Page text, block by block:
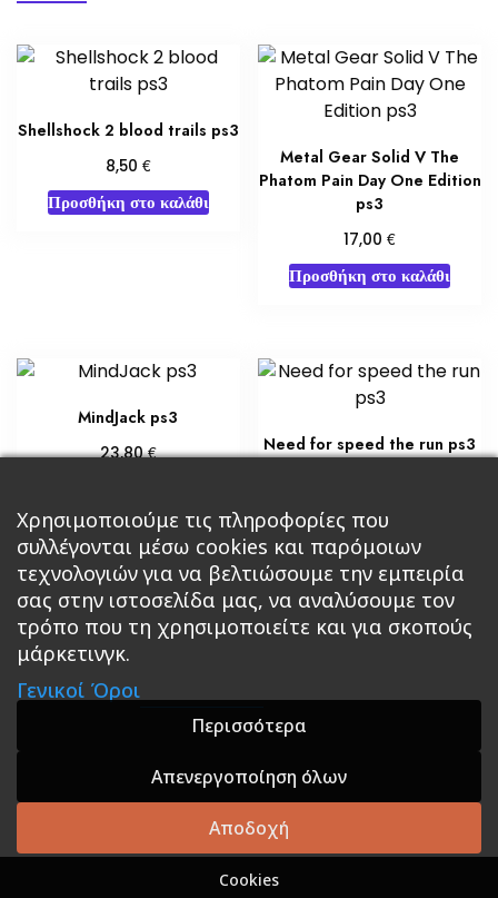
Shellshock 2 blood trails ps3
8,50 €
Προσθήκη στο καλάθι
Metal Gear Solid V The
Phatom Pain Day One Edition
ps3
17,00€
Προσθήκη στο καλάθι
MindJack ps3
23,80€ Need for speed the run ps3
Προσθήκη στο καλάθι
Κεντρική Βιβλία
Roleplaying Games Ψυχαγωγία Εκδόσεις Βάρδος
Σε Προσφορά
A theme by GradientThemes - A theme by Gradient
Themes
Χρησιμοποιούμε τις πληροφορίες που
συλλέγονται μέσω cookies και παρόμοιων
τεχνολογιών για να βελτιώσουμε την εμπειρία
σας στην ιστοσελίδα μας, να αναλύσουμε τον
τρόπο που τη χρησιμοποιείτε και για σκοπούς
μάρκετινγκ.
Γενικοί Όροι
Περισσότερα
Απενεργοποίηση όλων
Αποδοχή
Cookies